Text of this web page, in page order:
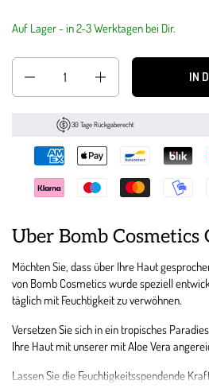
Auf Lager - in 2-3 Werktagen bei Dir.
IN
30 Tage Rückgaberecht
Über Bomb Cosmetics
Möchten Sie, dass über Ihre Haut
von Bomb Cosmetics wurde speziell
täglich mit Feuchtigkeit zu verwöhnen.
Versetzen Sie sich in ein tropisches
Ihre Haut mit unserer mit Aloe Vera
Lassen Sie die Feuchtigkeitsspendende